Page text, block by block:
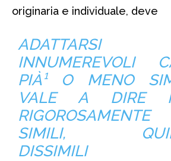
originaria e individuale, deve
INNUMEREVOLI
PIÀ¹ O MENO
VALE A DIRE
RIGOROSAMENTE
SIMILI,
DISSIMILI